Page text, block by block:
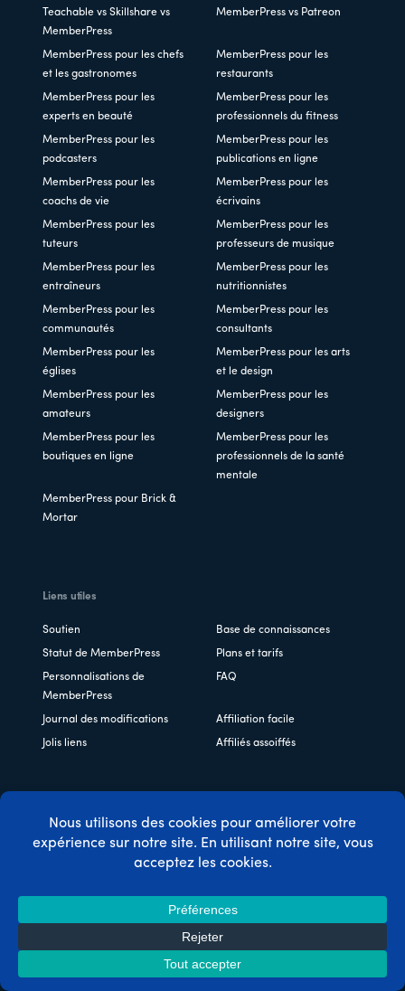
Teachable vs Skillshare vs
MemberPress
MemberPress vs Patreon
MemberPress pour les chefs
et les gastronomes
MemberPress pour les
restaurants
MemberPress pour les
experts en beauté
MemberPress pour les
professionnels du fitness
MemberPress pour les
podcasters
MemberPress pour les
publications en ligne
MemberPress pour les
coachs de vie
MemberPress pour les
écrivains
MemberPress pour les
tuteurs
MemberPress pour les
professeurs de musique
MemberPress pour les
entraîneurs
MemberPress pour les
nutritionnistes
MemberPress pour les
communautés
MemberPress pour les
consultants
MemberPress pour les
églises
MemberPress pour les arts
et le design
MemberPress pour les
amateurs
MemberPress pour les
designers
MemberPress pour les
boutiques en ligne
MemberPress pour les
professionnels de la santé
mentale
MemberPress pour Brick &
Mortar
Liens utiles
Soutien Base de connaissances
Statut de MemberPress Plans et tarifs
Personnalisations de
MemberPress
FAQ
Journal des modifications Affiliation facile
Jolis liens Affiliés assoiffés
Politique de confidentialité
Divulgation de la FTC